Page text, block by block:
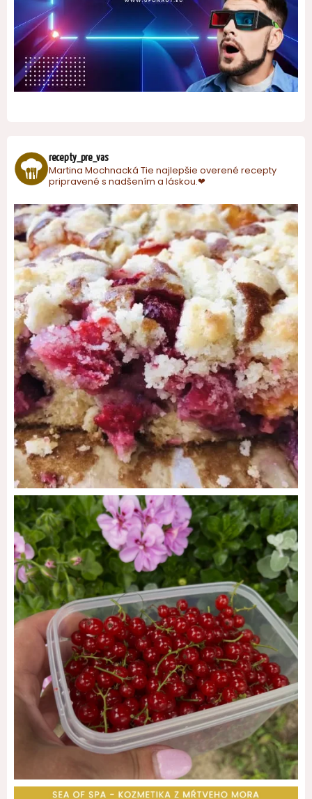
recepty_pre_vas
Martina Mochnacká Tie najlepšie overené recepty
pripravené s nadšením a láskou.❤